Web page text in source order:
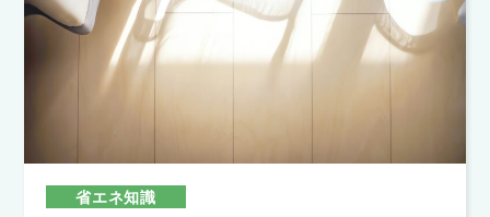
省エネ知識